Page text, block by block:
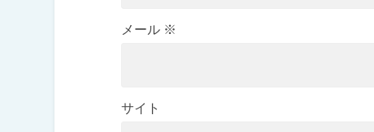
メール ※
サイト